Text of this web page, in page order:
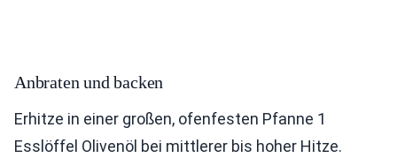
Anbraten und backen
Erhitze in einer großen, ofenfesten Pfanne 1
Esslöffel Olivenöl bei mittlerer bis hoher Hitze.